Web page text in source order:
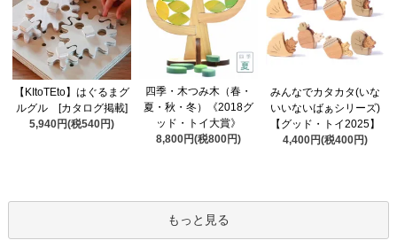
【KItoTEto】はぐるまグ
ルグル [カタログ掲載]
5,940円(税540円)
四季・木つみ木（春・
夏・秋・冬）《2018グ
ッド・トイ大賞》
8,800円(税800円)
みんなでカタカタ(いな
いいないばぁシリーズ)
【グッド・トイ2025】
4,400円(税400円)
もっと見る